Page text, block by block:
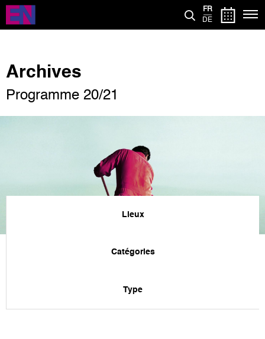
Aller
contenu
FR
DE
Archives
Programme 20/21
Lieux
Catégories
Type